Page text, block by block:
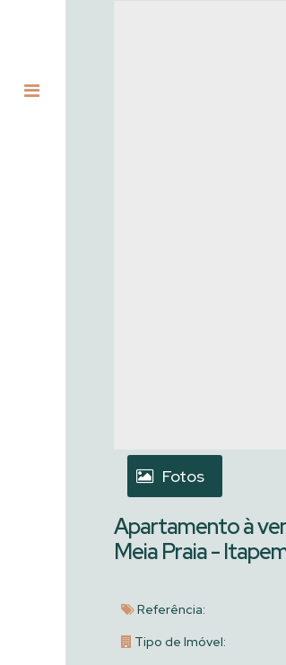
Fotos
Apartamento à
Meia Praia -
Referência:
Tipo de Imóvel: